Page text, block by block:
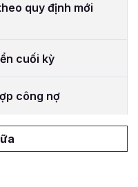
quy định mới
cuối kỳ
công nợ